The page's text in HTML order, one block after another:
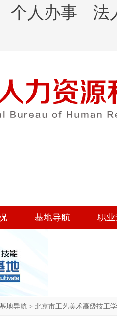
个人办事
法
基地导航 职业
基地导航 > 北京市工艺美术高级技工